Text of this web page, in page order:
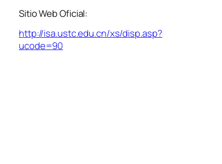
Sitio Web Oficial:
http://isa.ustc.edu.cn/xs/disp.asp?
ucode=90